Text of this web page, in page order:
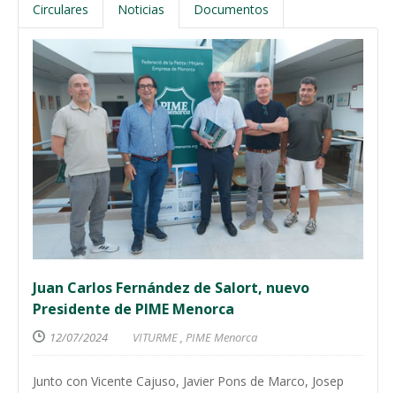
Circulares Noticias Documentos
Juan Carlos Fernández de Salort, nuevo
Presidente de PIME Menorca
12/07/2024 VITURME, PIME Menorca
Junto con Vicente Cajuso, Javier Pons de Marco, Josep